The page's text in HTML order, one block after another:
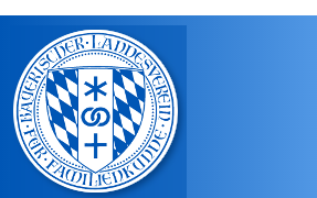
Direkt zum Inhalt